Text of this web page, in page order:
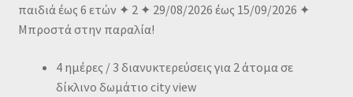
παιδιά έως 6 ετών ✦ 2 ✦ 29/08/2026 έως 15/09/2026 ✦
Μπροστά στην παραλία!
4 ημέρες / 3 διανυκτερεύσεις για 2 άτομα σε
δίκλινο δωμάτιο city view